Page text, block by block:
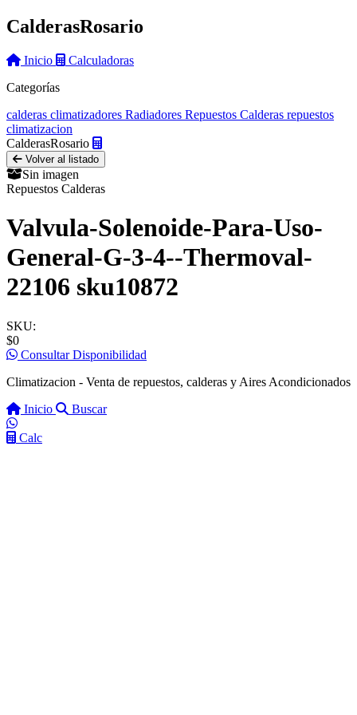
CalderasRosario
Inicio
Calculadoras
Categorías
calderas climatizadores Radiadores Repuestos Calderas repuestos
climatizacion
CalderasRosario
Volver al listado
Sin imagen
Repuestos Calderas
Valvula-Solenoide-Para-Uso-
General-G-3-4--Thermoval-
22106 sku10872
SKU:
$0
Consultar Disponibilidad
Climatizacion - Venta de repuestos, calderas y Aires Acondicionados
Inicio
Buscar
Calc